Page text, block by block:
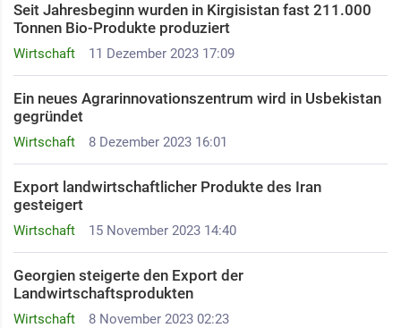
Wirtschaft 11 Dezember 2023 17:09
Seit Jahresbeginn wurden in Kirgisistan fast 211.000
Tonnen Bio-Produkte produziert
Wirtschaft 8 Dezember 2023 16:01
Ein neues Agrarinnovationszentrum wird in Usbekistan
gegründet
Wirtschaft 15 November 2023 14:40
Export landwirtschaftlicher Produkte des Iran
gesteigert
Wirtschaft 8 November 2023 02:23
Georgien steigerte den Export der
Landwirtschaftsprodukten